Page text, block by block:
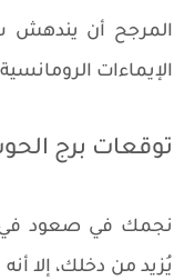
المرجح أن يندهش
الإيماءات
توقعات برج
نجمك في صعود في
يُزيد من دخلك، إلا